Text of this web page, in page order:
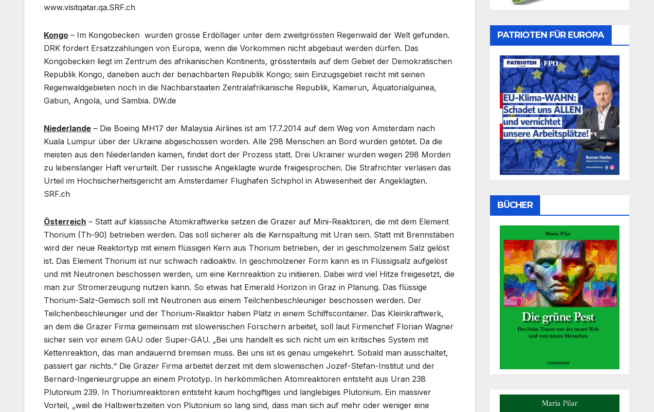
www.visitqatar.qa.SRF.ch
Kongo – Im Kongobecken wurden grosse Erdöllager unter dem zweitgrössten Regenwald der Welt gefunden.
DRK fordert Ersatzzahlungen von Europa, wenn die Vorkommen nicht abgebaut werden dürfen. Das
Kongobecken liegt im Zentrum des afrikanischen Kontinents, grösstenteils auf dem Gebiet der Demokratischen
Republik Kongo, daneben auch der benachbarten Republik Kongo; sein Einzugsgebiet reicht mit seinen
Regenwaldgebieten noch in die Nachbarstaaten Zentralafrikanische Republik, Kamerun, Äquatorialguinea,
Gabun, Angola, und Sambia. DW.de
Niederlande – Die Boeing MH17 der Malaysia Airlines ist am 17.7.2014 auf dem Weg von Amsterdam nach
Kuala Lumpur über der Ukraine abgeschossen worden. Alle 298 Menschen an Bord wurden getötet. Da die
meisten aus den Niederlanden kamen, findet dort der Prozess statt. Drei Ukrainer wurden wegen 298 Morden
zu lebenslanger Haft verurteilt. Der russische Angeklagte wurde freigesprochen. Die Strafrichter verlasen das
Urteil im Hochsicherheitsgericht am Amsterdamer Flughafen Schiphol in Abwesenheit der Angeklagten.
SRF.ch
Österreich – Statt auf klassische Atomkraftwerke setzen die Grazer auf Mini-Reaktoren, die mit dem Element
Thorium (Th-90) betrieben werden. Das soll sicherer als die Kernspaltung mit Uran sein. Statt mit Brennstäben
wird der neue Reaktortyp mit einem flüssigen Kern aus Thorium betrieben, der in geschmolzenem Salz gelöst
ist. Das Element Thorium ist nur schwach radioaktiv. In geschmolzener Form kann es in Flüssigsalz aufgelöst
und mit Neutronen beschossen werden, um eine Kernreaktion zu initiieren. Dabei wird viel Hitze freigesetzt, die
man zur Stromerzeugung nutzen kann. So etwas hat Emerald Horizon in Graz in Planung. Das flüssige
Thorium-Salz-Gemisch soll mit Neutronen aus einem Teilchenbeschleuniger beschossen werden. Der
Teilchenbeschleuniger und der Thorium-Reaktor haben Platz in einem Schiffscontainer. Das Kleinkraftwerk,
an dem die Grazer Firma gemeinsam mit slowenischen Forschern arbeitet, soll laut Firmenchef Florian Wagner
sicher sein vor einem GAU oder Super-GAU. „Bei uns handelt es sich nicht um ein kritisches System mit
Kettenreaktion, das man andauernd bremsen muss. Bei uns ist es genau umgekehrt. Sobald man ausschaltet,
passiert gar nichts.“ Die Grazer Firma arbeitet derzeit mit dem slowenischen Jozef-Stefan-Institut und der
Bernard-Ingenieurgruppe an einem Prototyp. In herkömmlichen Atomreaktoren entsteht aus Uran 238
Plutonium 239. In Thoriumreaktoren entsteht kaum hochgiftiges und langlebiges Plutonium. Ein massiver
Vorteil, „weil die Halbwertszeiten von Plutonium so lang sind, dass man sich auf mehr oder weniger eine
PATRIOTEN FÜR EUROPA
BÜCHER